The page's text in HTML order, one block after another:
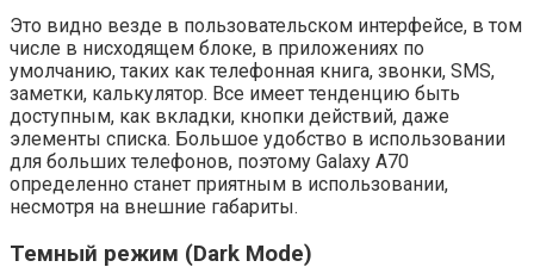
Это видно везде в пользовательском интерфейсе, в том
числе в нисходящем блоке, в приложениях по
умолчанию, таких как телефонная книга, звонки, SMS,
заметки, калькулятор. Все имеет тенденцию быть
доступным, как вкладки, кнопки действий, даже
элементы списка. Большое удобство в использовании
для больших телефонов, поэтому Galaxy A70
определенно станет приятным в использовании,
несмотря на внешние габариты.
Темный режим (Dark Mode)